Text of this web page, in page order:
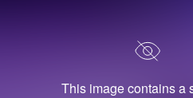
This image contains a